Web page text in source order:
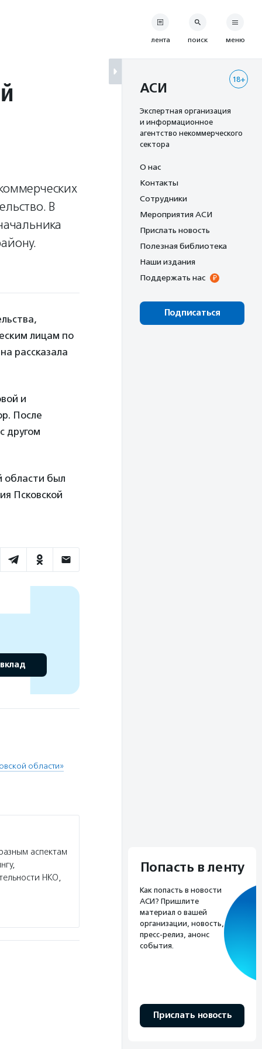
В
лицам по
рассказала
и
После
другом
области был
Псковской
области»
аспектам
НКО,
лента поиск меню
18+
АСИ
Экспертная организация
и информационное
агентство некоммерческого
сектора
О нас
Контакты
Сотрудники
Мероприятия АСИ
Прислать новость
Полезная библиотека
Наши издания
Поддержать нас
Подписаться
Попасть в ленту
Как попасть в новости
АСИ? Пришлите
материал о вашей
организации, новость,
пресс-релиз, анонс
события.
Прислать новость